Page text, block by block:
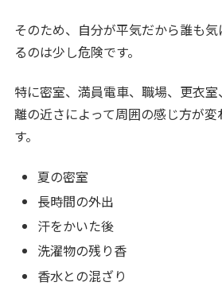
そのため、自分が平気だから誰も
るのは少し危険です。
特に密室、満員電車、職場、更衣
離の近さによって周囲の感じ方が
す。
夏の密室
長時間の外出
汗をかいた後
洗濯物の残り香
香水との混ざり